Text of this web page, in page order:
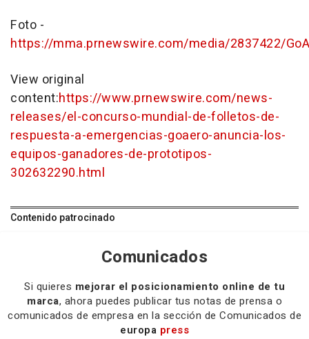
Foto -
https://mma.prnewswire.com/media/2837422/
View original
content:https://www.prnewswire.com/news-
releases/el-concurso-mundial-de-folletos-de-
respuesta-a-emergencias-goaero-anuncia-los-
equipos-ganadores-de-prototipos-
302632290.html
Contenido patrocinado
Comunicados
Si quieres mejorar el posicionamiento online de tu
marca, ahora puedes publicar tus notas de prensa o
comunicados de empresa en la sección de Comunicados de
europa press